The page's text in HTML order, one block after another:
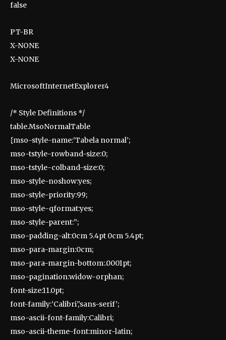
false
PT-BR
X-NONE
X-NONE
MicrosoftInternetExplorer4
/* Style Definitions */
table.MsoNormalTable
{mso-style-name:’Tabela normal’;
mso-tstyle-rowband-size:0;
mso-tstyle-colband-size:0;
mso-style-noshow:yes;
mso-style-priority:99;
mso-style-qformat:yes;
mso-style-parent:”;
mso-padding-alt:0cm 5.4pt 0cm 5.4pt;
mso-para-margin:0cm;
mso-para-margin-bottom:.0001pt;
mso-pagination:widow-orphan;
font-size:11.0pt;
font-family:’Calibri’,’sans-serif’;
mso-ascii-font-family:Calibri;
mso-ascii-theme-font:minor-latin;